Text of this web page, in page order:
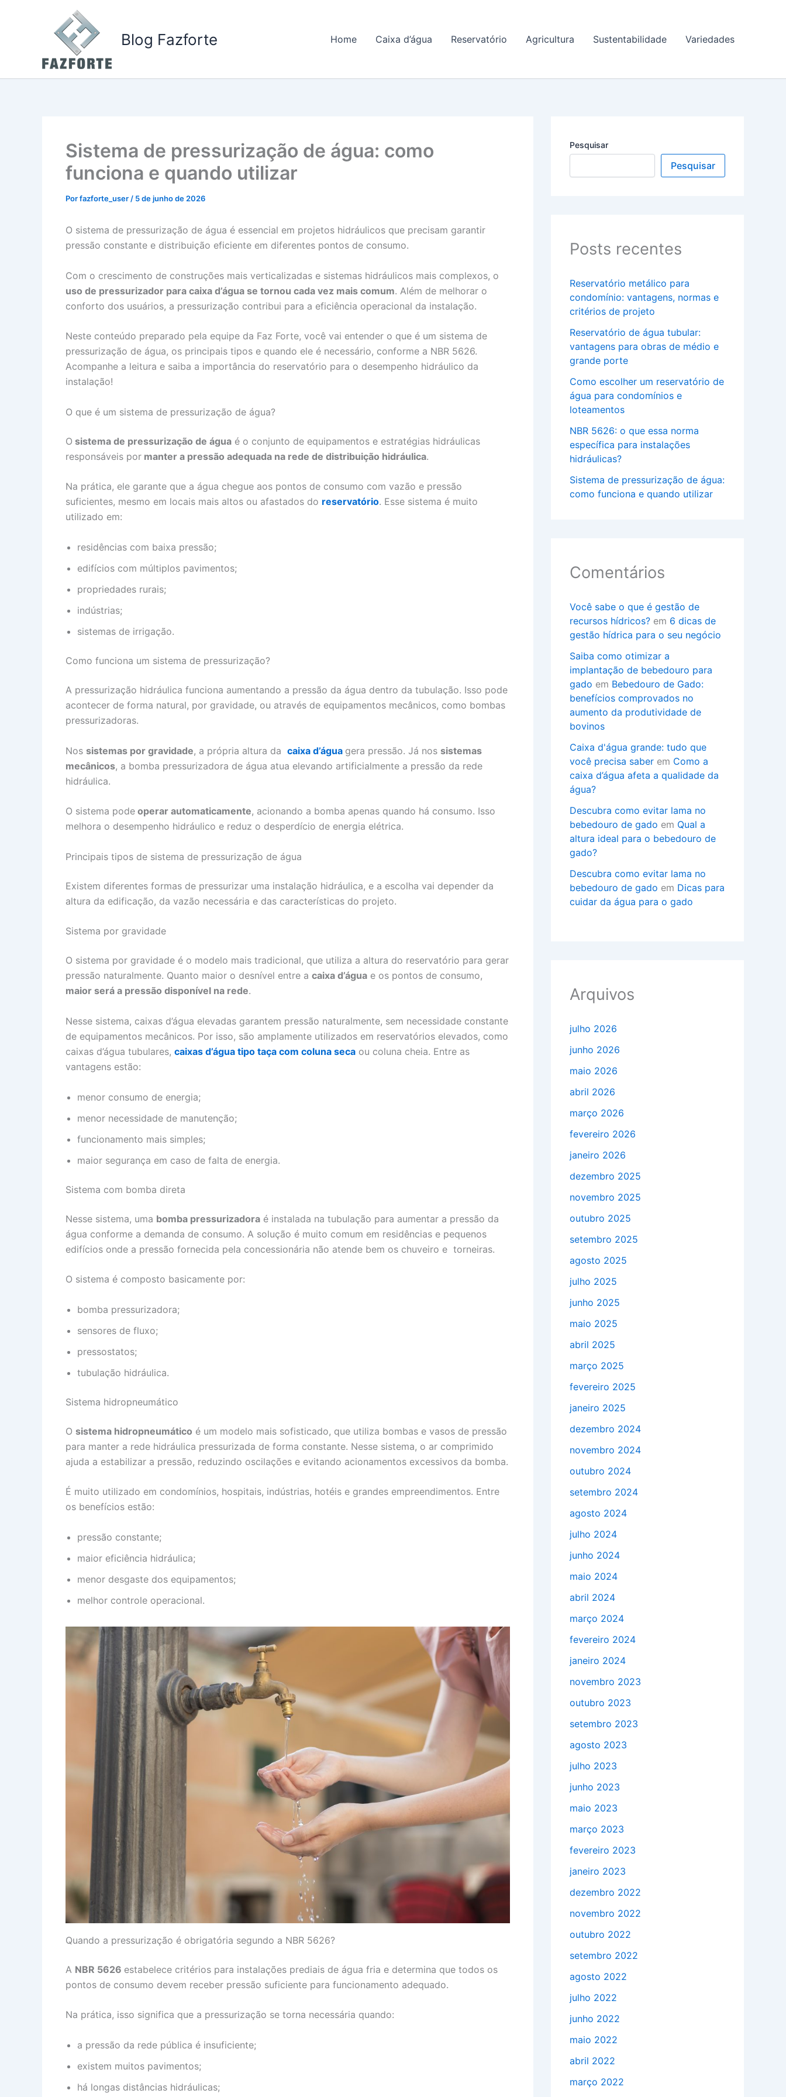
Blog Fazforte Home Caixa d’água Reservatório Agricultura Sustentabilidade Variedades
Sistema de pressurização de água: como
funciona e quando utilizar
Porfazforte_user / 5 de junho de 2026
O sistema de pressurização de água é essencial em projetos hidráulicos que precisam garantir
pressão constante e distribuição eficiente em diferentes pontos de consumo.
Com o crescimento de construções mais verticalizadas e sistemas hidráulicos mais complexos, o
uso de pressurizador para caixa d’água se tornou cada vez mais comum. Além de melhorar o
conforto dos usuários, a pressurização contribui para a eficiência operacional da instalação.
Neste conteúdo preparado pela equipe da Faz Forte, você vai entender o que é um sistema de
pressurização de água, os principais tipos e quando ele é necessário, conforme a NBR 5626.
Acompanhe a leitura e saiba a importância do reservatório para o desempenho hidráulico da
instalação!
O que é um sistema de pressurização de água?
O sistema de pressurização de água é o conjunto de equipamentos e estratégias hidráulicas
responsáveis por manter a pressão adequada na rede de distribuição hidráulica.
Na prática, ele garante que a água chegue aos pontos de consumo com vazão e pressão
suficientes, mesmo em locais mais altos ou afastados do reservatório. Esse sistema é muito
utilizado em:
residências com baixa pressão;
edifícios com múltiplos pavimentos;
propriedades rurais;
indústrias;
sistemas de irrigação.
Como funciona um sistema de pressurização?
A pressurização hidráulica funciona aumentando a pressão da água dentro da tubulação. Isso pode
acontecer de forma natural, por gravidade, ou através de equipamentos mecânicos, como bombas
pressurizadoras.
Nos sistemas por gravidade, a própria altura da caixa d’água gera pressão. Já nos sistemas
mecânicos, a bomba pressurizadora de água atua elevando artificialmente a pressão da rede
hidráulica.
O sistema pode operar automaticamente, acionando a bomba apenas quando há consumo. Isso
melhora o desempenho hidráulico e reduz o desperdício de energia elétrica.
Principais tipos de sistema de pressurização de água
Existem diferentes formas de pressurizar uma instalação hidráulica, e a escolha vai depender da
altura da edificação, da vazão necessária e das características do projeto.
Sistema por gravidade
O sistema por gravidade é o modelo mais tradicional, que utiliza a altura do reservatório para gerar
pressão naturalmente. Quanto maior o desnível entre a caixa d’água e os pontos de consumo,
maior será a pressão disponível na rede.
Nesse sistema, caixas d’água elevadas garantem pressão naturalmente, sem necessidade constante
de equipamentos mecânicos. Por isso, são amplamente utilizados em reservatórios elevados, como
caixas d’água tubulares, caixas d’água tipo taça com coluna seca ou coluna cheia. Entre as
vantagens estão:
menor consumo de energia;
menor necessidade de manutenção;
funcionamento mais simples;
maior segurança em caso de falta de energia.
Sistema com bomba direta
Nesse sistema, uma bomba pressurizadora é instalada na tubulação para aumentar a pressão da
água conforme a demanda de consumo. A solução é muito comum em residências e pequenos
edifícios onde a pressão fornecida pela concessionária não atende bem os chuveiro e torneiras.
O sistema é composto basicamente por:
bomba pressurizadora;
sensores de fluxo;
pressostatos;
tubulação hidráulica.
Sistema hidropneumático
O sistema hidropneumático é um modelo mais sofisticado, que utiliza bombas e vasos de pressão
para manter a rede hidráulica pressurizada de forma constante. Nesse sistema, o ar comprimido
ajuda a estabilizar a pressão, reduzindo oscilações e evitando acionamentos excessivos da bomba.
É muito utilizado em condomínios, hospitais, indústrias, hotéis e grandes empreendimentos. Entre
os benefícios estão:
pressão constante;
maior eficiência hidráulica;
menor desgaste dos equipamentos;
melhor controle operacional.
Quando a pressurização é obrigatória segundo a NBR 5626?
A NBR 5626 estabelece critérios para instalações prediais de água fria e determina que todos os
pontos de consumo devem receber pressão suficiente para funcionamento adequado.
Na prática, isso significa que a pressurização se torna necessária quando:
a pressão da rede pública é insuficiente;
existem muitos pavimentos;
há longas distâncias hidráulicas;
Pesquisar
Pesquisar
Posts recentes
Reservatório metálico para
condomínio: vantagens, normas e
critérios de projeto
Reservatório de água tubular:
vantagens para obras de médio e
grande porte
Como escolher um reservatório de
água para condomínios e
loteamentos
NBR 5626: o que essa norma
específica para instalações
hidráulicas?
Sistema de pressurização de água:
como funciona e quando utilizar
Comentários
Você sabe o que é gestão de
recursos hídricos? em 6 dicas de
gestão hídrica para o seu negócio
Saiba como otimizar a
implantação de bebedouro para
gado em Bebedouro de Gado:
benefícios comprovados no
aumento da produtividade de
bovinos
Caixa d'água grande: tudo que
você precisa saber em Como a
caixa d’água afeta a qualidade da
água?
Descubra como evitar lama no
bebedouro de gado em Qual a
altura ideal para o bebedouro de
gado?
Descubra como evitar lama no
bebedouro de gado em Dicas para
cuidar da água para o gado
Arquivos
julho 2026
junho 2026
maio 2026
abril 2026
março 2026
fevereiro 2026
janeiro 2026
dezembro 2025
novembro 2025
outubro 2025
setembro 2025
agosto 2025
julho 2025
junho 2025
maio 2025
abril 2025
março 2025
fevereiro 2025
janeiro 2025
dezembro 2024
novembro 2024
outubro 2024
setembro 2024
agosto 2024
julho 2024
junho 2024
maio 2024
abril 2024
março 2024
fevereiro 2024
janeiro 2024
novembro 2023
outubro 2023
setembro 2023
agosto 2023
julho 2023
junho 2023
maio 2023
março 2023
fevereiro 2023
janeiro 2023
dezembro 2022
novembro 2022
outubro 2022
setembro 2022
agosto 2022
julho 2022
junho 2022
maio 2022
abril 2022
março 2022